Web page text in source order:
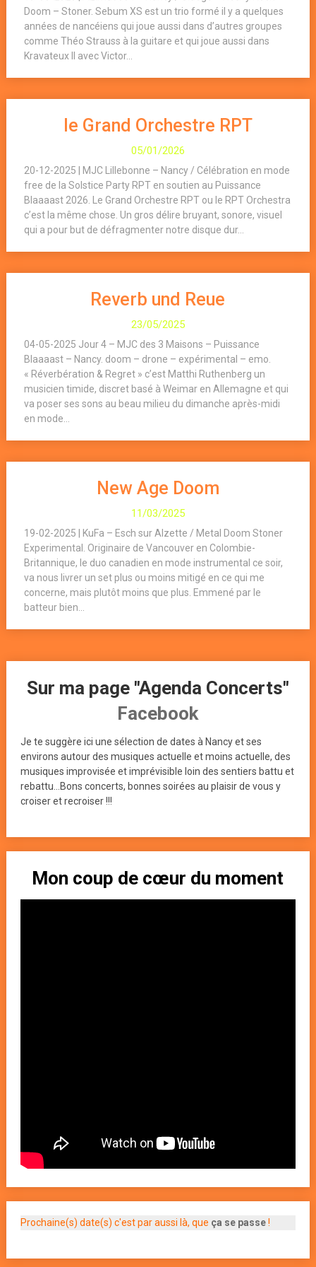
Doom – Stoner. Sebum XS est un trio formé il y a quelques
années de nancéiens qui joue aussi dans d’autres groupes
comme Théo Strauss à la guitare et qui joue aussi dans
Kravateux II avec Victor...
le Grand Orchestre RPT
05/01/2026
20-12-2025 | MJC Lillebonne – Nancy / Célébration en mode
free de la Solstice Party RPT en soutien au Puissance
Blaaaast 2026. Le Grand Orchestre RPT ou le RPT Orchestra
c’est la même chose. Un gros délire bruyant, sonore, visuel
qui a pour but de défragmenter notre disque dur...
Reverb und Reue
23/05/2025
04-05-2025 Jour 4 – MJC des 3 Maisons – Puissance
Blaaaast – Nancy. doom – drone – expérimental – emo.
« Réverbération & Regret » c’est Matthi Ruthenberg un
musicien timide, discret basé à Weimar en Allemagne et qui
va poser ses sons au beau milieu du dimanche après-midi
en mode...
New Age Doom
11/03/2025
19-02-2025 | KuFa – Esch sur Alzette / Metal Doom Stoner
Experimental. Originaire de Vancouver en Colombie-
Britannique, le duo canadien en mode instrumental ce soir,
va nous livrer un set plus ou moins mitigé en ce qui me
concerne, mais plutôt moins que plus. Emmené par le
batteur bien...
Sur ma page "Agenda Concerts"
Facebook
Je te suggère ici une sélection de dates à Nancy et ses
environs autour des musiques actuelle et moins actuelle, des
musiques improvisée et imprévisible loin des sentiers battu et
rebattu...Bons concerts, bonnes soirées au plaisir de vous y
croiser et recroiser !!!
Mon coup de cœur du moment
Prochaine(s) date(s) c'est par aussi là, que ça se passe!